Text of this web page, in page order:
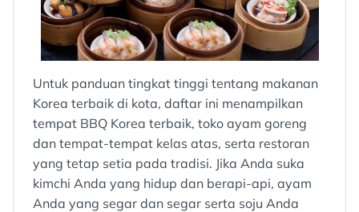
Untuk panduan tingkat tinggi tentang makanan
Korea terbaik di kota, daftar ini menampilkan
tempat BBQ Korea terbaik, toko ayam goreng
dan tempat-tempat kelas atas, serta restoran
yang tetap setia pada tradisi. Jika Anda suka
kimchi Anda yang hidup dan berapi-api, ayam
Anda yang segar dan segar serta soju Anda